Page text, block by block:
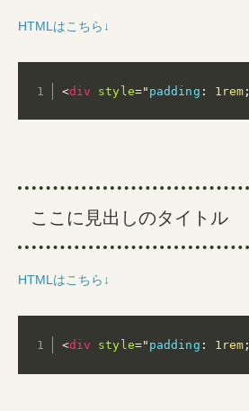
HTMLはこちら↓
<div style=" padding : 1rem ;
ここに見出しのタイトル
HTMLはこちら↓
<div style=" padding : 1rem ;